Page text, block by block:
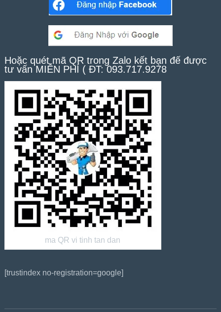
Hoặc quét mã QR trong Zalo kết bạn để được
tư vấn MIỄN PHÍ ( ĐT: 093.717.9278
ma QR vi tinh tan dan
[trustindex no-registration=google]